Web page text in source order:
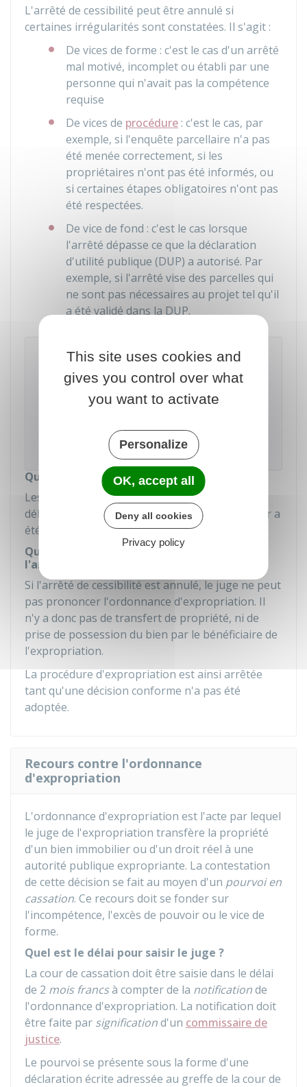
L'arrêté de cessibilité peut être annulé si
certaines irrégularités sont constatées. Il s'agit :
De vices de forme : c'est le cas d'un arrêté
mal motivé, incomplet ou établi par une
personne qui n'avait pas la compétence
requise
De vices de procédure : c'est le cas, par
exemple, si l'enquête parcellaire n'a pas
été menée correctement, si les
propriétaires n'ont pas été informés, ou
si certaines étapes obligatoires n'ont pas
été respectées.
De vice de fond : c'est le cas lorsque
l'arrêté dépasse ce que la déclaration
d'utilité publique (DUP) a autorisé. Par
exemple, si l'arrêté vise des parcelles qui
ne sont pas nécessaires au projet tel qu'il
a été validé dans la DUP.
À savoir
L'arrêté de cessibilité dépend directement de la
DUP. Il est ainsi possible de demander
l'annulation de l'arrêté de cessibilité en
même si cette DUP est ancienne ou déjà
devenue définitive.
Quel est le délai pour saisir le juge ?
Les propriétaires doivent saisir le juge dans un
délai de 2 mois à partir de lanotification
qui leur a
été faite de l'arrêté de cessibilité.
Quels sont les effets de l'annulation de
l'arrêté de cessibilité ?
Si l'arrêté de cessibilité est annulé, le juge ne peut
pas prononcer l'ordonnance d'expropriation. Il
n'y a donc pas de transfert de propriété, ni de
prise de possession du bien par le bénéficiaire de
l'expropriation.
La procédure d'expropriation est ainsi arrêtée
tant qu'une décision conforme n'a pas été
adoptée.
Recours contre l'ordonnance
d'expropriation
L'ordonnance d'expropriation est l'acte par lequel
le juge de l'expropriation transfère la propriété
d'un bien immobilier ou d'un droit réel à une
autorité publique expropriante. La contestation
de cette décision se fait au moyen d'un pourvoi en
cassation. Ce recours doit se fonder sur
l'incompétence, l'excès de pouvoir ou le vice de
forme.
Quel est le délai pour saisir le juge ?
La cour de cassation doit être saisie dans le délai
de 2 mois francsà compter de la notificationde
l'ordonnance d'expropriation. La notification doit
être faite par significationd'un commissaire de
justice.
Le pourvoi se présente sous la forme d'une
déclaration écrite adressée au greffe de la cour de
This site uses cookies and
gives you control over what
you want to activate
Personalize
OK, accept all
Deny all cookies
Privacy policy